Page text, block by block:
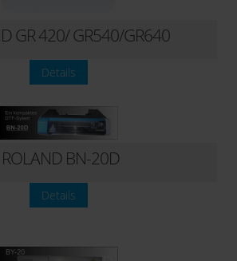
GR 420/ GR540/GR640
Details
ROLAND BN-20D
Details